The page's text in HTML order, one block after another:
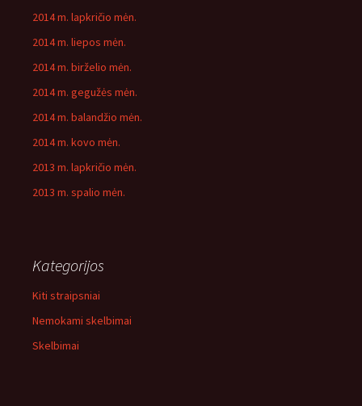
2014 m. lapkričio mėn.
2014 m. liepos mėn.
2014 m. birželio mėn.
2014 m. gegužės mėn.
2014 m. balandžio mėn.
2014 m. kovo mėn.
2013 m. lapkričio mėn.
2013 m. spalio mėn.
Kategorijos
Kiti straipsniai
Nemokami skelbimai
Skelbimai